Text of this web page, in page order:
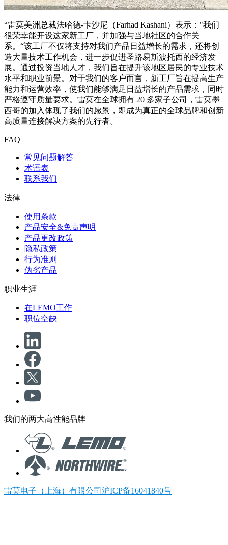
“雷莫美洲总裁法哈德-卡沙尼（Farhad Kashani）表示："我们
很荣幸能开设这家新工厂，并加强与当地社区的合作关
系。“该工厂不仅将支持对我们产品日益增长的需求，还将创
造大量技术工作机会，进一步促进圣路易斯波托西的经济发
展。通过投资当地人才，我们旨在提升该地区居民的专业技术
水平和职业前景。对于我们的客户而言，新工厂旨在提高生产
能力和运营效率，使我们能够满足日益增长的产品需求，同时
严格遵守质量要求。雷莫在全球拥有 20 多家子公司，雷莫墨
西哥的加入体现了我们的愿景，即成为真正的全球品牌和创新
高质量连接解决方案的先行者。
FAQ
常见问题解答
术语表
联系我们
法律
使用条款
产品安全&免责声明
产品更改政策
隐私政策
行为准则
伪劣产品
职业生涯
在LEMO工作
职位空缺
我们的两大高性能品牌
雷莫电子（上海）有限公司沪ICP备16041840号